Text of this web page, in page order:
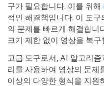
구가 필요합니다. 이를 위해
적인 해결책입니다. 이 도
의 문제를 빠르게 해결합니
크기 제한 없이 영상을 복구
고급 도구로서, AI 알고리
리를 사용하여 영상의 문제
이상의 다양한 형식을 지